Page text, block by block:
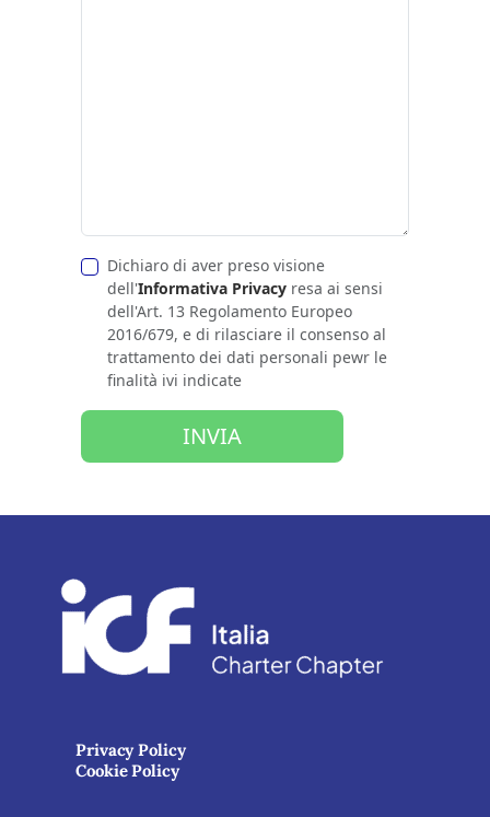
Dichiaro di aver preso visione
dell'Informativa Privacy resa ai sensi
dell'Art. 13 Regolamento Europeo
2016/679, e di rilasciare il consenso al
trattamento dei dati personali pewr le
finalità ivi indicate
INVIA
Privacy Policy
Cookie Policy